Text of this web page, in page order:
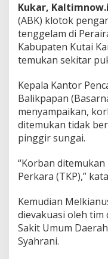
Kukar,
(ABK) klotok
tenggelam di
Kabupaten Kutai
temukan sekitar
Kepala Kantor
Balikpapan
menyampaikan,
ditemukan tidak
pinggir sungai.
“Korban
Perkara (TKP),”
Kemudian
dievakuasi oleh tim
Sakit Umum
Syahrani.